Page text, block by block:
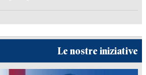
Le nostre iniziative